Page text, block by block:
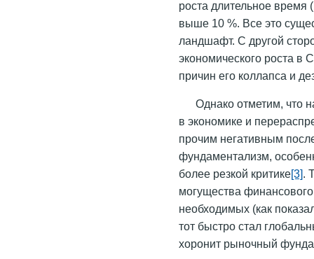
роста длительное время
выше 10 %. Все это
ландшафт. С другой
экономического роста в
причин его коллапса и
Однако отметим, что
в экономике и
прочим негативным
фундаментализм,
более резкой критике[3].
могущества
необходимых (как
тот быстро стал
хоронит рыночный